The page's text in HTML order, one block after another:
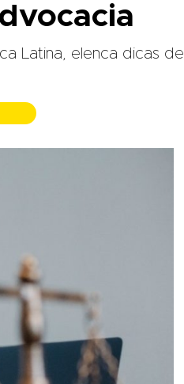
Latina, elenca dicas de